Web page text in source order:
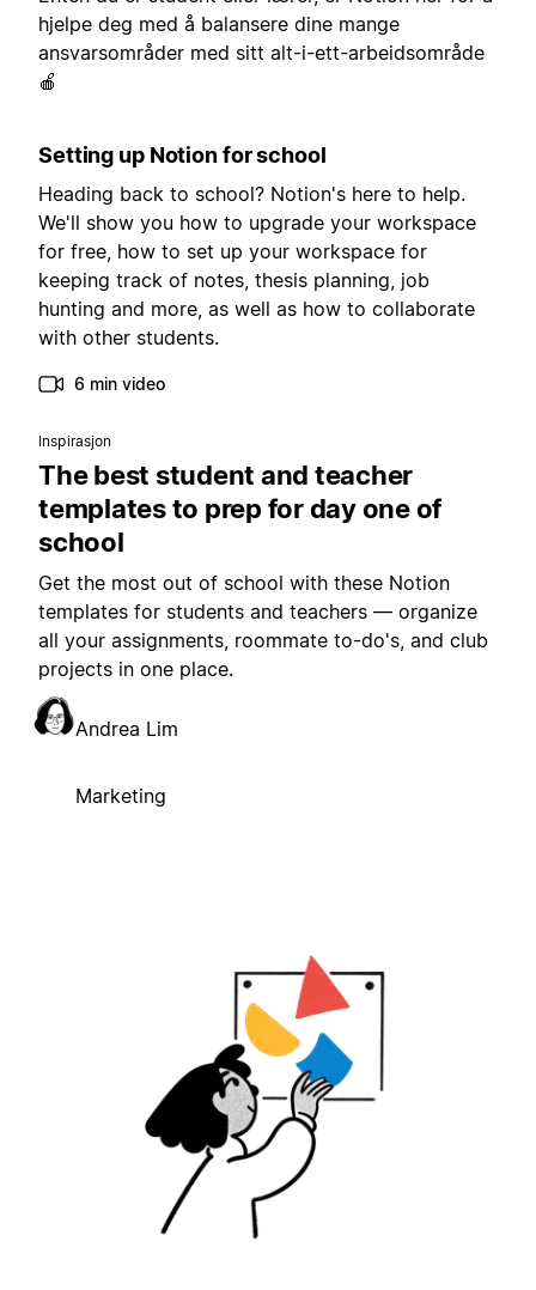
hjelpe deg med å balansere dine mange
ansvarsområder med sitt alt-i-ett-arbeidsområde
🍎
Setting up Notion for school
Heading back to school? Notion's here to help.
We'll show you how to upgrade your workspace
for free, how to set up your workspace for
keeping track of notes, thesis planning, job
hunting and more, as well as how to collaborate
with other students.
6 min video
Inspirasjon
The best student and teacher
templates to prep for day one of
school
Get the most out of school with these Notion
templates for students and teachers — organize
all your assignments, roommate to-do's, and club
projects in one place.
Andrea Lim
Marketing